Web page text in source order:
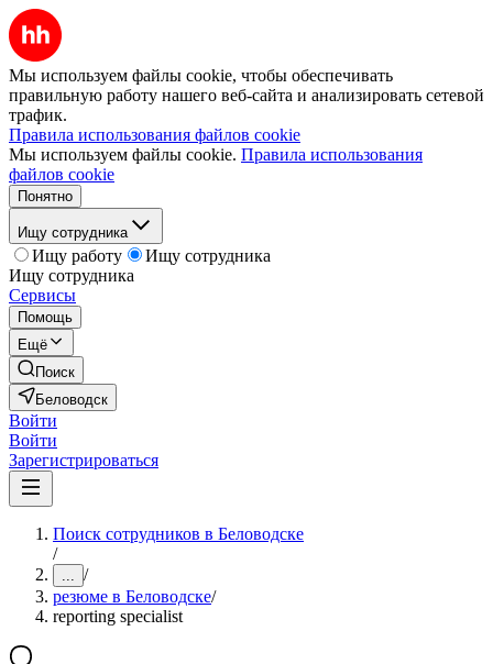
Мы используем файлы cookie, чтобы обеспечивать
правильную работу нашего веб-сайта и анализировать сетевой
трафик.
Правила использования файлов cookie
Мы используем файлы cookie. Правила использования
файлов cookie
Понятно
Ищу сотрудника
Ищу работу
Ищу сотрудника
Ищу сотрудника
Сервисы
Помощь
Ещё
Поиск
Беловодск
Войти
Войти
Зарегистрироваться
Поиск сотрудников в Беловодске
/
... /
резюме в Беловодске/
reporting specialist